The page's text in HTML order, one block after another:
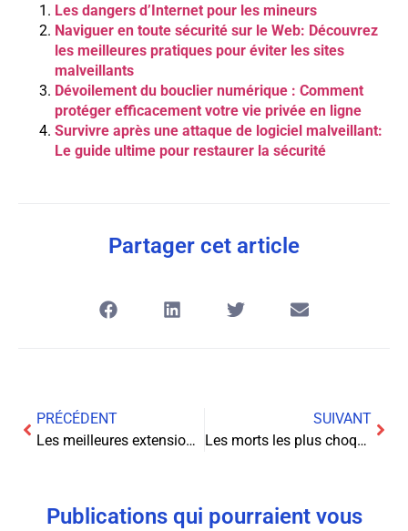
Les dangers d’Internet pour les mineurs
Naviguer en toute sécurité sur le Web: Découvrez
les meilleures pratiques pour éviter les sites
malveillants
Dévoilement du bouclier numérique : Comment
protéger efficacement votre vie privée en ligne
Survivre après une attaque de logiciel malveillant:
Le guide ultime pour restaurer la sécurité
Partager cet article
PRÉCÉDENT
Les meilleures extensions Chrome pour booster votre webmarketing
SUIVANT
Les morts les plus choquantes dans les jeux vidéo !
Publications qui pourraient vous